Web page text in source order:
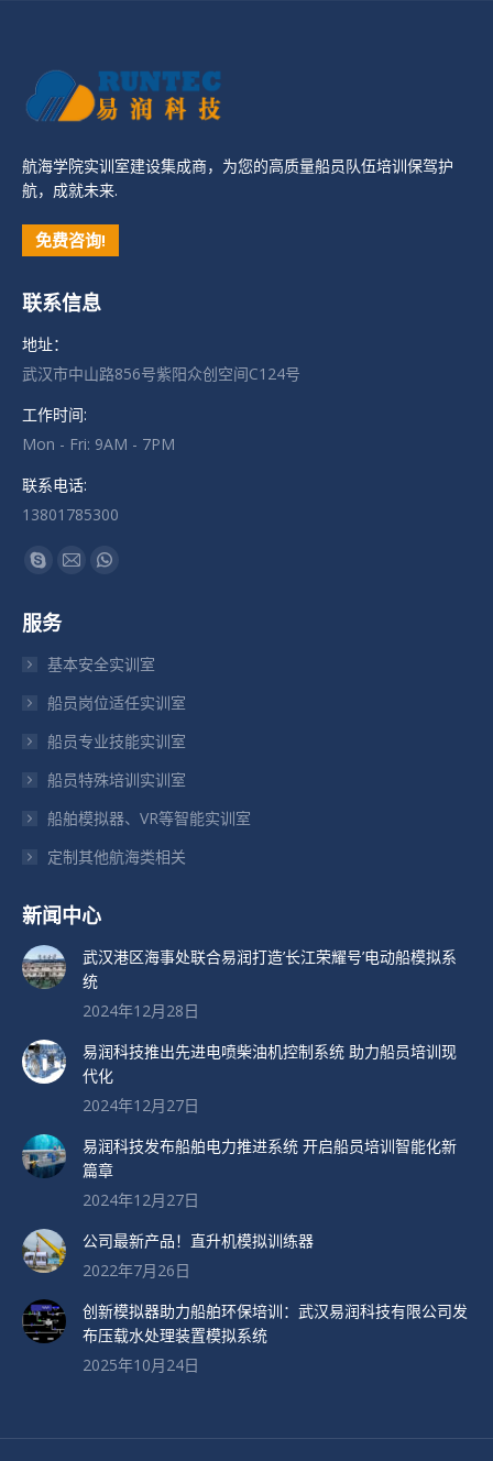
航海学院实训室建设集成商，为您的高质量船员队伍培训保驾护
航，成就未来.
免费咨询!
联系信息
地址：
武汉市中山路856号紫阳众创空间C124号
工作时间:
Mon - Fri: 9AM - 7PM
联系电话:
13801785300
找到我们：
Skype
在
新
口
中
打
Mail
新
口
中
打
Whatsapp
新
口
中
打
服务
基本安全实训室
船员岗位适任实训室
船员专业技能实训室
船员特殊培训实训室
船舶模拟器、VR等智能实训室
定制其他航海类相关
新闻中心
武汉港区海事处联合易润打造’长江荣耀号’电动船模拟系
统
2024年12月28日
易润科技推出先进电喷柴油机控制系统 助力船员培训现
代化
2024年12月27日
易润科技发布船舶电力推进系统 开启船员培训智能化新
篇章
2024年12月27日
公司最新产品！直升机模拟训练器
2022年7月26日
创新模拟器助力船舶环保培训：武汉易润科技有限公司发
布压载水处理装置模拟系统
2025年10月24日